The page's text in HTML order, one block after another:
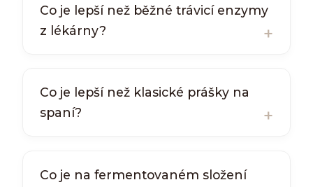
Co je lepší než běžné trávicí enzymy
z lékárny?
Co je lepší než klasické prášky na
spaní?
Co je na fermentovaném složení